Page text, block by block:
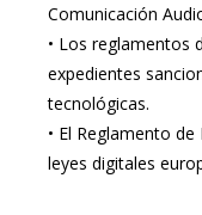
Comunicación
• Los reglamentos
expedientes
tecnológicas.
• El Reglamento de
leyes digitales